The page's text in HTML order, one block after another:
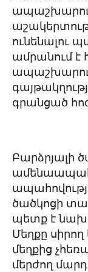
ունենալու
ամրանում է
գրանցած
Բարձրյալի
ծածկոցի
պետք է նախ
Մեղքը
մեղքից
մերժող